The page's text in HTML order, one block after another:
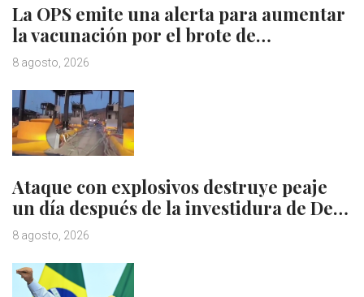
La OPS emite una alerta para aumentar
la vacunación por el brote de…
8 agosto, 2026
Ataque con explosivos destruye peaje
un día después de la investidura de De…
8 agosto, 2026